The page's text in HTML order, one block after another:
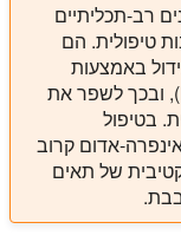
רב-תכליתיים
טיפולית. הם
באמצעות
אפקט החדירות והשימור המשופרים (EPR), ובכך לשפר את
בטיפול
אדום קרוב
של תאים